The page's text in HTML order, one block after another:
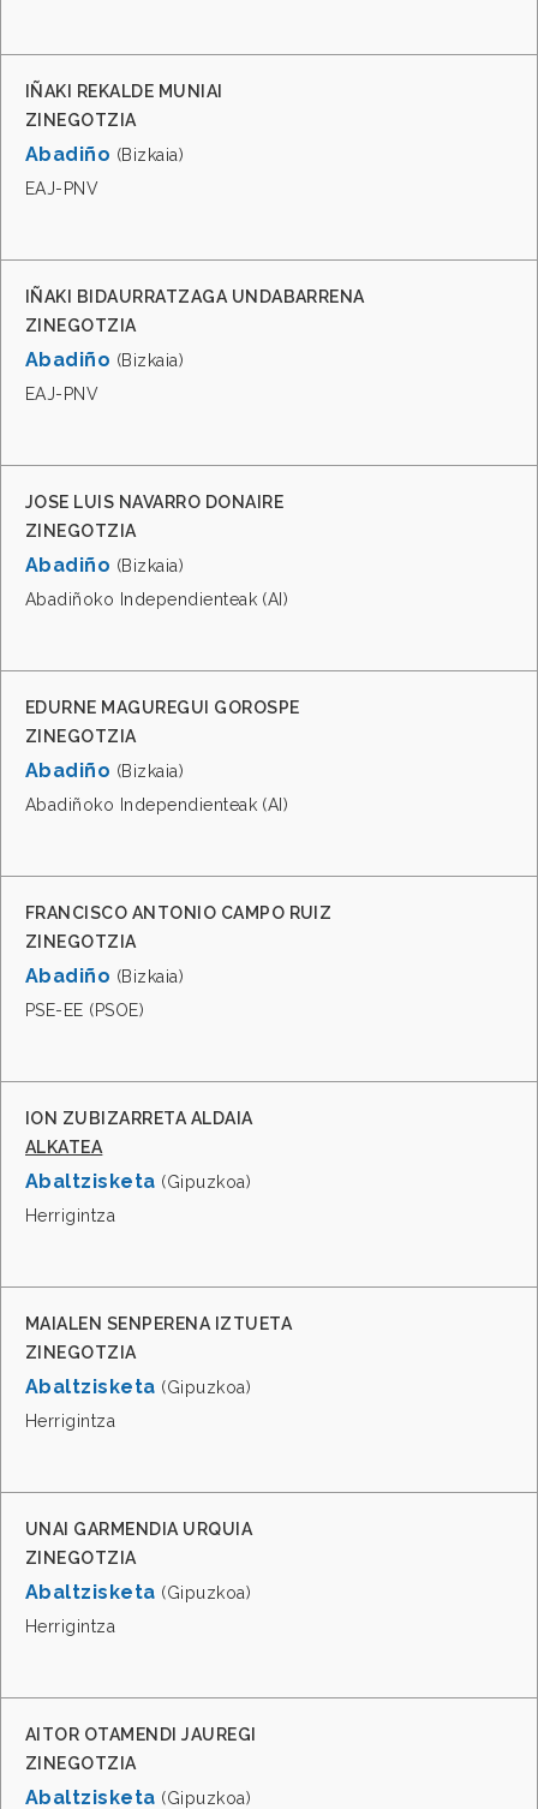
IÑAKI REKALDE MUNIAI
ZINEGOTZIA
Abadiño (Bizkaia)
EAJ-PNV
IÑAKI BIDAURRATZAGA UNDABARRENA
ZINEGOTZIA
Abadiño (Bizkaia)
EAJ-PNV
JOSE LUIS NAVARRO DONAIRE
ZINEGOTZIA
Abadiño (Bizkaia)
Abadiñoko Independienteak (AI)
EDURNE MAGUREGUI GOROSPE
ZINEGOTZIA
Abadiño (Bizkaia)
Abadiñoko Independienteak (AI)
FRANCISCO ANTONIO CAMPO RUIZ
ZINEGOTZIA
Abadiño (Bizkaia)
PSE-EE (PSOE)
ION ZUBIZARRETA ALDAIA
ALKATEA
Abaltzisketa (Gipuzkoa)
Herrigintza
MAIALEN SENPERENA IZTUETA
ZINEGOTZIA
Abaltzisketa (Gipuzkoa)
Herrigintza
UNAI GARMENDIA URQUIA
ZINEGOTZIA
Abaltzisketa (Gipuzkoa)
Herrigintza
AITOR OTAMENDI JAUREGI
ZINEGOTZIA
Abaltzisketa (Gipuzkoa)